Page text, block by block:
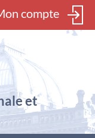
compte
et